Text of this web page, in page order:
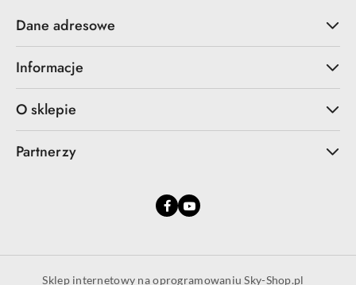
Dane adresowe
Informacje
O sklepie
Partnerzy
Sklep internetowy na oprogramowaniu Sky-Shop.pl